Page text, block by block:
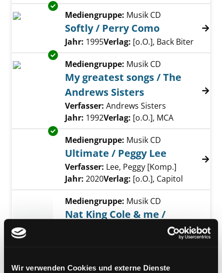
Wir verwenden Cookies und externe Dienste
Exemplar-Details von Softly / Perry Como
Mediengruppe: Musik CD
Softly / Perry Como
Suche nach diesem Verfasser
Jahr: 1995Verlag: [o.O.], Back Biter
Exemplar-Details von My greatest songs /
Mediengruppe: Musik CD
My greatest songs / The
Andrews Sisters
Verfasser: Andrews Sisters
Jahr: 1992Verlag: [o.O.], MCA
Exemplar-Details von Ultimate / Peggy Lee
Mediengruppe: Musik CD
Ultimate / Peggy Lee
Verfasser: Lee, Peggy [Komp.]
Jahr: 2020Verlag: [o.O.], Capitol
Exemplar-Details von Nat King Cole & me /
Mediengruppe: Musik CD
Nat King Cole & me /
Porter, Cole [Komp.];
Bert [Komp.] Suche nach diesem Verfasser